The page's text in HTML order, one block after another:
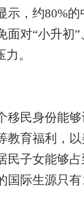
示，约80%
面对“小升初
。
移民身份能
教育福利，
民子女能够
国际生源只